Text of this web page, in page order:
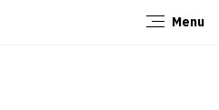
Menu
Sluiten